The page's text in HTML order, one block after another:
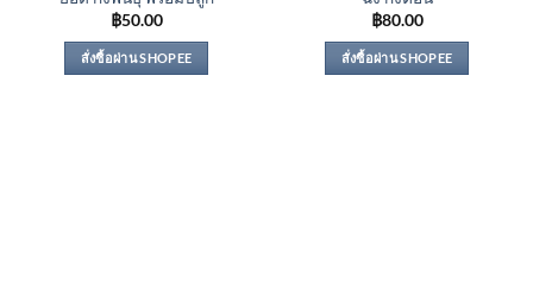
฿50.00
สั่งซื้อผ่าน SHOPEE
฿80.00
สั่งซื้อผ่าน SHOPEE